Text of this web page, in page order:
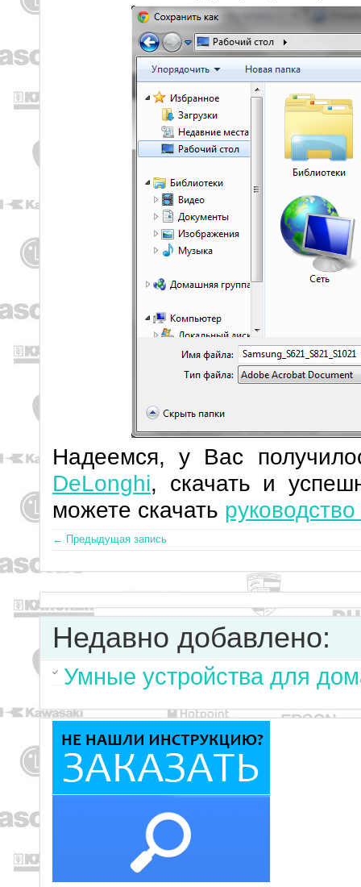
Надеемся, у Вас
DeLonghi, скачать и
можете скачать
← Предыдущая запись
Недавно добавлено:
Умные устройства для